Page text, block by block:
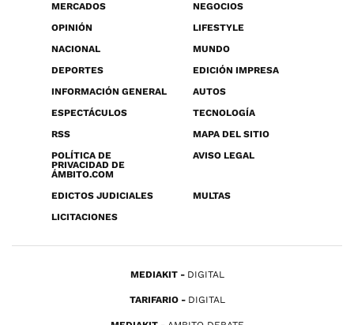
MERCADOS
NEGOCIOS
OPINIÓN
LIFESTYLE
NACIONAL
MUNDO
DEPORTES
EDICIÓN IMPRESA
INFORMACIÓN GENERAL
AUTOS
ESPECTÁCULOS
TECNOLOGÍA
RSS
MAPA DEL SITIO
POLÍTICA DE
PRIVACIDAD DE
ÁMBITO.COM
AVISO LEGAL
EDICTOS JUDICIALES
MULTAS
LICITACIONES
MEDIAKIT DIGITAL
TARIFARIO DIGITAL